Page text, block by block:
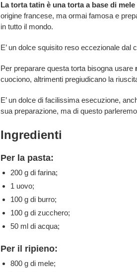
La torta tatin è una torta a base di mele
origine francese, ma ormai famosa e
in tutto il mondo.
E’ un dolce squisito reso eccezionale
Per preparare questa torta bisogna usare
cuociono, altrimenti pregiudicano la
E’ un dolce di facilissima esecuzione,
sua preparazione, ma di questo
Ingredienti
Per la pasta:
200 g di farina;
1 uovo;
100 g di burro;
100 g di zucchero;
50 ml di acqua;
Per il ripieno:
800 g di mele;